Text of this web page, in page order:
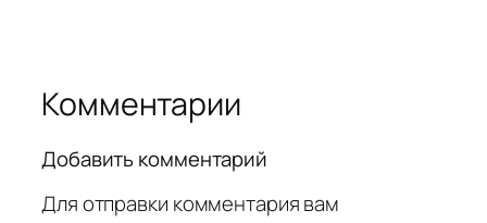
Комментарии
Добавить комментарий
Для отправки комментария вам